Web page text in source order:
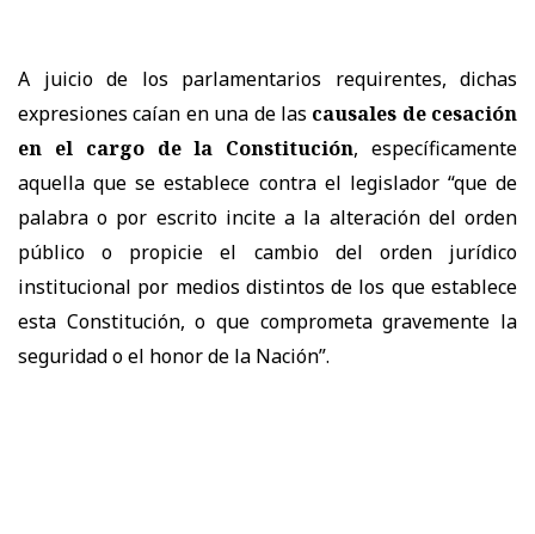
A juicio de los parlamentarios requirentes, dichas
expresiones caían en una de las causales de cesación
en el cargo de la Constitución, específicamente
aquella que se establece contra el legislador “que de
palabra o por escrito incite a la alteración del orden
público o propicie el cambio del orden jurídico
institucional por medios distintos de los que establece
esta Constitución, o que comprometa gravemente la
seguridad o el honor de la Nación”.